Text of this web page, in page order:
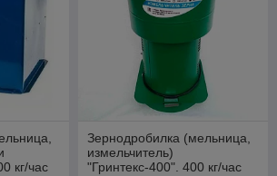
кг/час
Зернодробилка (мельница,
измельчитель)
"Гринтекс-400". 400 кг/час